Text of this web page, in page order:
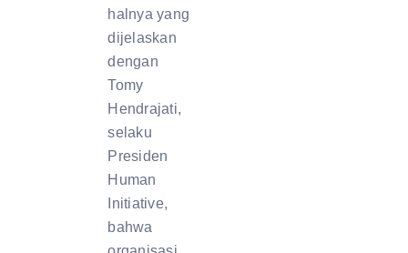
halnya yang
dijelaskan
dengan
Tomy
Hendrajati,
selaku
Presiden
Human
Initiative,
bahwa